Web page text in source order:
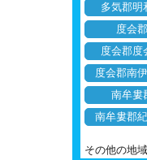
多気郡明
度会郡
度会郡度
度会郡南
南牟婁
南牟婁郡
その他の地